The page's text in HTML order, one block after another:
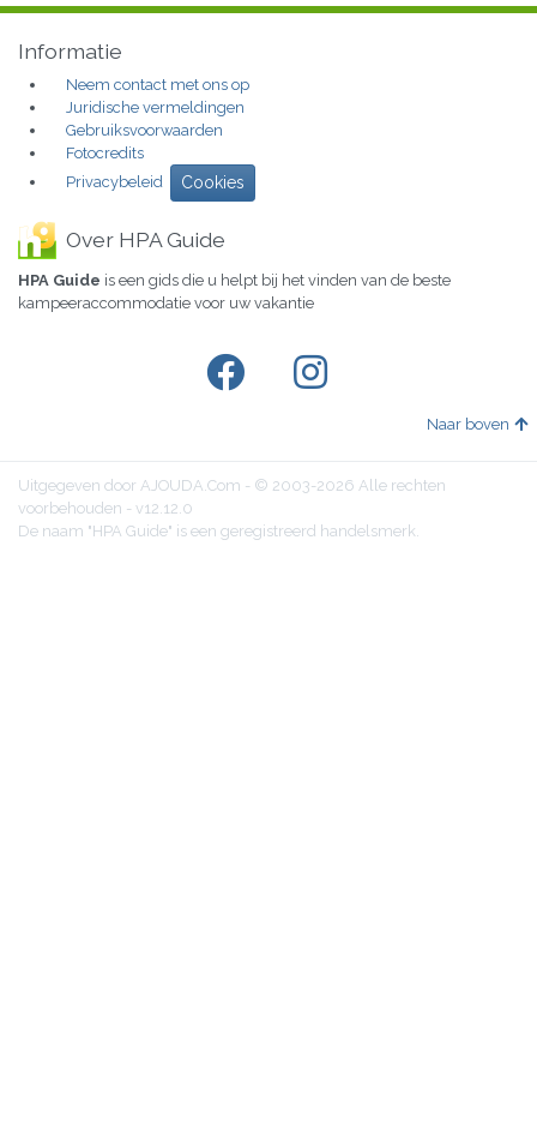
Informatie
Neem contact met ons op
Juridische vermeldingen
Gebruiksvoorwaarden
Fotocredits
Privacybeleid
Cookies
Over HPA Guide
HPA Guide is een gids die u helpt bij het vinden van de beste
kampeeraccommodatie voor uw vakantie
Naar boven
Uitgegeven door AJOUDA.Com - © 2003-2026 Alle rechten
voorbehouden - v12.12.0
De naam "HPA Guide" is een geregistreerd handelsmerk.